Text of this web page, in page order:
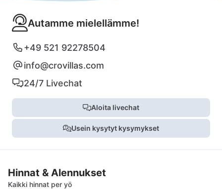
Autamme mielellämme!
+49 521 92278504
info@crovillas.com
24/7 Livechat
Aloita livechat
Usein kysytyt kysymykset
Hinnat & Alennukset
Kaikki hinnat per yö